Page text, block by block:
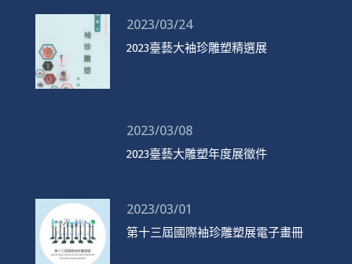
2023/03/24
2023臺藝大袖珍雕塑精選展
2023/03/08
2023臺藝大雕塑年度展徵件
2023/03/01
第十三屆國際袖珍雕塑展電子畫冊